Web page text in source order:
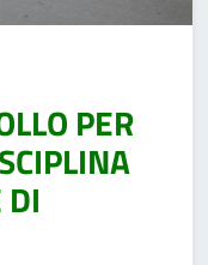
PER
DI